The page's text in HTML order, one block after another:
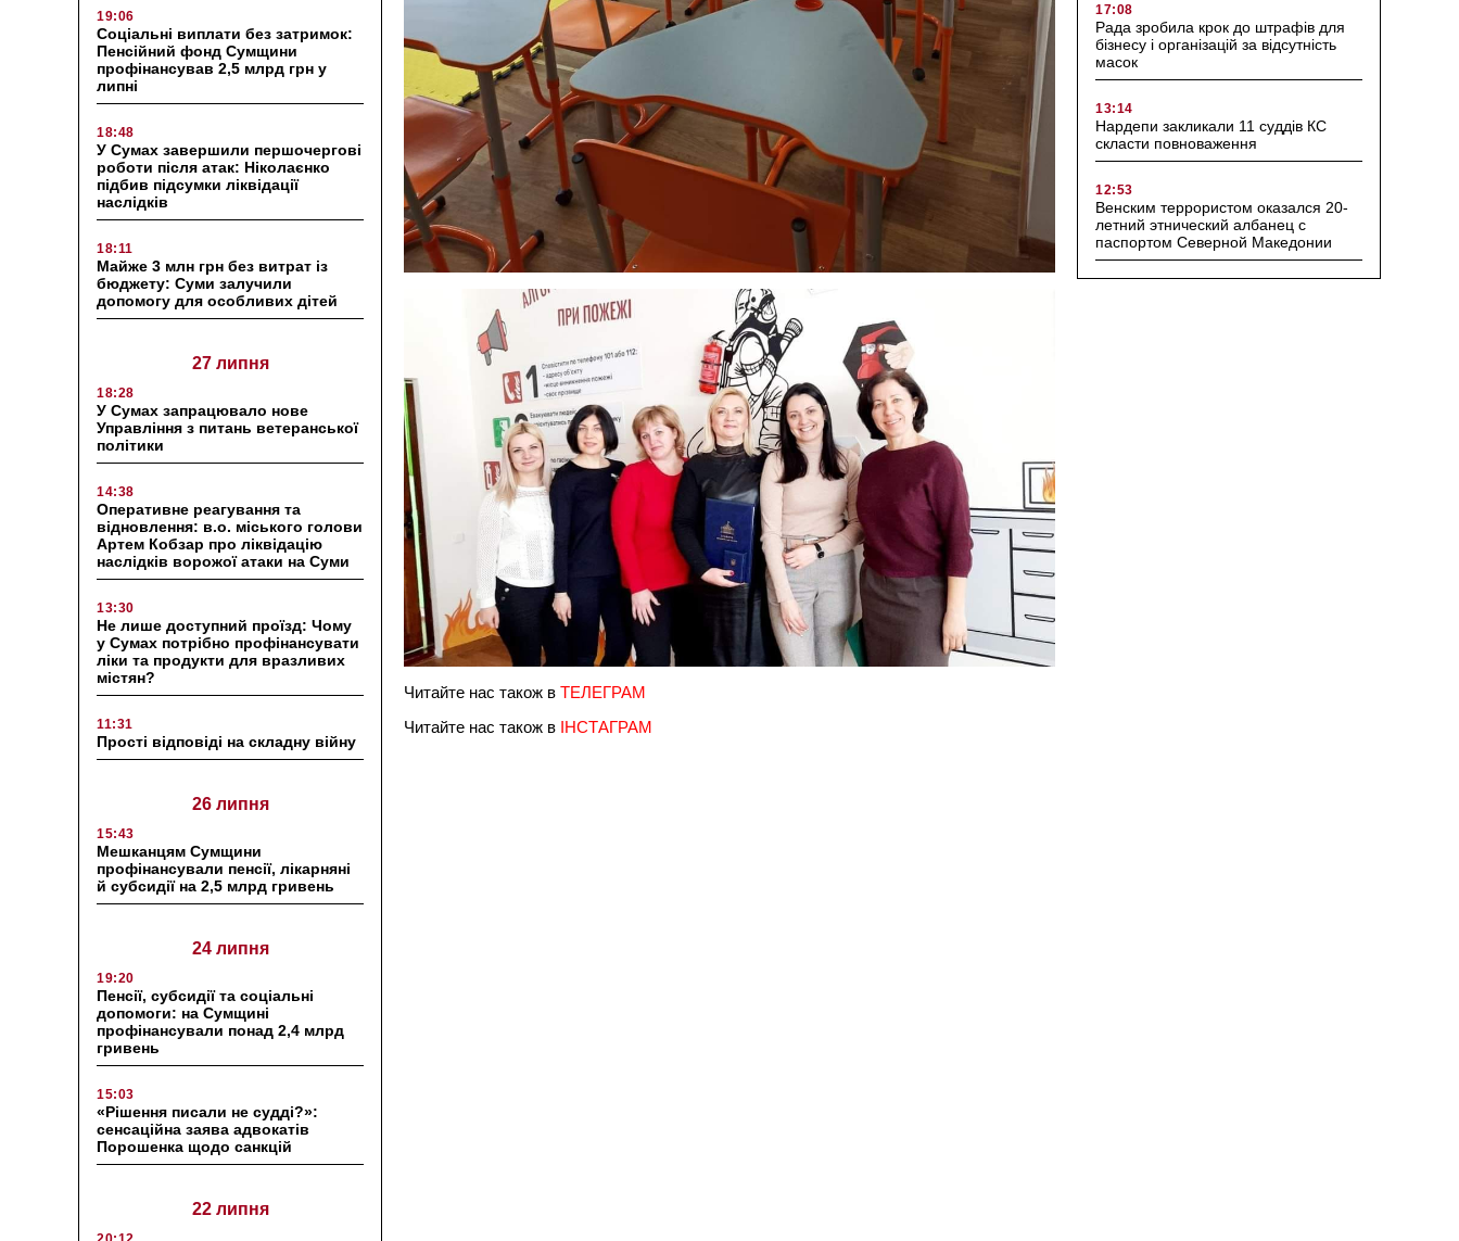
19:06
Соціальні виплати без затримок:
Пенсійний фонд Сумщини
профінансував 2,5 млрд грн у
липні
18:48
У Сумах завершили першочергові
роботи після атак: Ніколаєнко
підбив підсумки ліквідації
наслідків
18:11
Майже 3 млн грн без витрат із
бюджету: Суми залучили
допомогу для особливих дітей
27 липня
18:28
У Сумах запрацювало нове
Управління з питань ветеранської
політики
14:38
Оперативне реагування та
відновлення: в.о. міського голови
Артем Кобзар про ліквідацію
наслідків ворожої атаки на Суми
13:30
Не лише доступний проїзд: Чому
у Сумах потрібно профінансувати
ліки та продукти для вразливих
містян?
11:31
Прості відповіді на складну війну
26 липня
15:43
Мешканцям Сумщини
профінансували пенсії, лікарняні
й субсидії на 2,5 млрд гривень
24 липня
19:20
Пенсії, субсидії та соціальні
допомоги: на Сумщині
профінансували понад 2,4 млрд
гривень
15:03
«Рішення писали не судді?»:
сенсаційна заява адвокатів
Порошенка щодо санкцій
22 липня
Читайте нас також в ТЕЛЕГРАМ
Читайте нас також в ІНСТАГРАМ
17:08
Рада зробила крок до штрафів для
бізнесу і організацій за відсутність
масок
13:14
Нардепи закликали 11 суддів КС
скласти повноваження
12:53
Венским террористом оказался 20-
летний этнический албанец с
паспортом Северной Македонии